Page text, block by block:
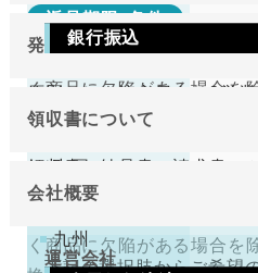
銀行振込
ご注文確定後7日以内に
お願いいたします。ご入
いいたします。
東北
関東
近畿
中国
四国
九州
返品期限･条件
切り売り商品やメーカー取
く商品に欠陥がある場合を
換を受け付けておりません。
切り売り商品やメーカー取
く商品に欠陥がある場合を
発送について
原則として注文日より2営
す。
させて頂きます。
下記の選択肢からご希望
領収書について
領収書（納品書、請求書）
お申し付けください。
会社概要
運営会社